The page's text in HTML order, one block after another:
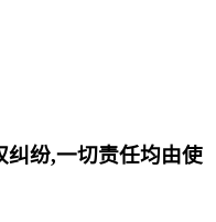
纠纷,一切责任均由使